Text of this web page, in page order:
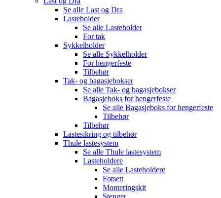
Se alle Last og Dra
Lasteholder
Se alle Lasteholder
For tak
Sykkelholder
Se alle Sykkelholder
For hengerfeste
Tilbehør
Tak- og bagasjebokser
Se alle Tak- og bagasjebokser
Bagasjeboks for hengerfeste
Se alle Bagasjeboks for hengerfeste
Tilbehør
Tilbehør
Lastesikring og tilbehør
Thule lastesystem
Se alle Thule lastesystem
Lasteholdere
Se alle Lasteholdere
Fotsett
Monteringskit
Stenger